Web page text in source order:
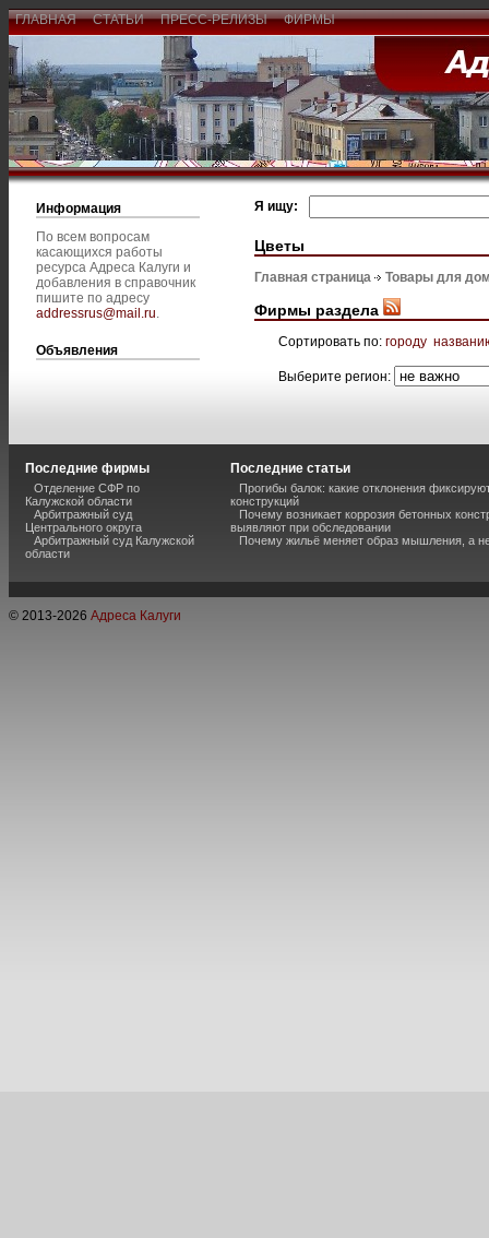
ГЛАВНАЯ СТАТЬИ ПРЕСС-РЕЛИЗЫ ФИРМЫ
Информация
По всем вопросам
касающихся работы
ресурса Адреса Калуги и
добавления в справочник
пишите по адресу
addressrus@mail.ru.
Объявления
Я ищу:
Цветы
Главная страница Товары для
Фирмы раздела
Сортировать по: городу
Выберите регион:
Последние фирмы
Отделение СФР по
Калужской области
Арбитражный суд
Центрального округа
Арбитражный суд Калужской
области
Последние статьи
Прогибы балок: какие отклонения
конструкций
Почему возникает коррозия бетонных
выявляют при обследовании
Почему жильё меняет образ мышления, а
© 2013-2026 Адреса Калуги